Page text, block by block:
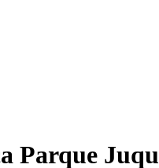
Parque